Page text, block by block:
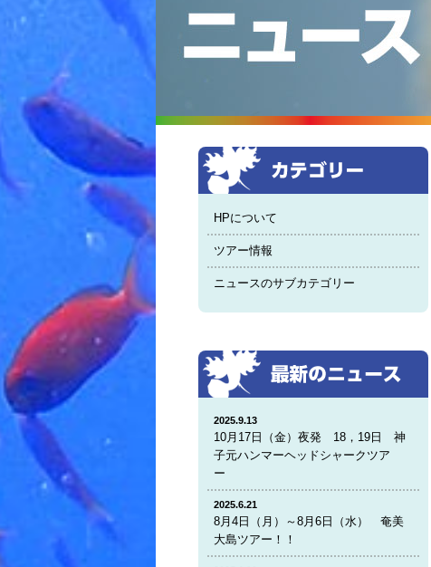
HPについて
ツアー情報
ニュースのサブカテゴリー
2025.9.13
10月17日（金）夜発 18，19日 神
子元ハンマーヘッドシャークツア
ー
2025.6.21
8月4日（月）～8月6日（水） 奄美
大島ツアー！！